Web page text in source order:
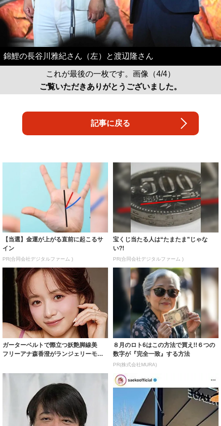
錦鯉の長谷川雅紀さん（左）と渡辺隆さん
これが最後の一枚です。画像（4/4）
ご覧いただきありがとうございました。
記事に戻る
【当選】金運が上がる直前に起こるサ
イン
PR(合同会社デジタルファーム )
宝くじ当たる人は“たまたま”じゃな
い?!
PR(合同会社デジタルファーム )
ガーターベルトで際立つ妖艶脚線美
フリーアナ森香澄がランジェリーモデ
８月のロト6はこの方法で買え!!６つの
数字が『完全一致』する方法
PR(株式会社MURA)